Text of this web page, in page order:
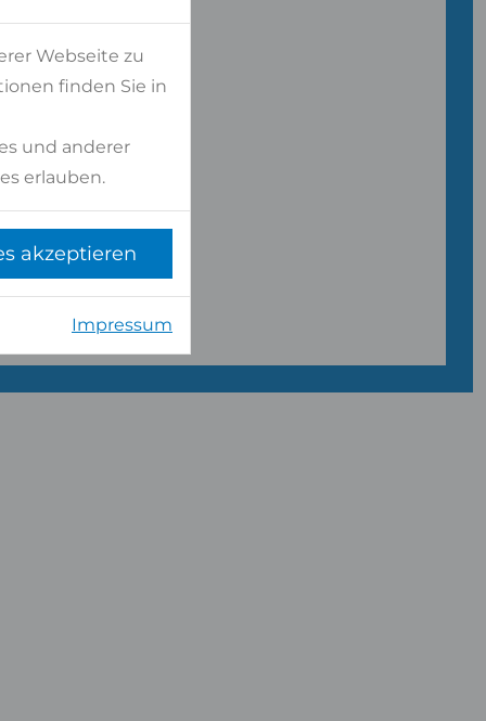
Webseite zu
finden Sie in
und anderer
erlauben.
akzeptieren
Impressum